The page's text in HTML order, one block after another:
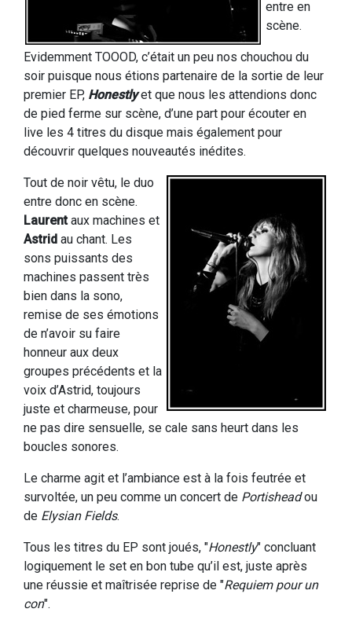
entre en
scène.
Evidemment TOOOD, c’était un peu nos chouchou du
soir puisque nous étions partenaire de la sortie de leur
premier EP, Honestlyet que nous les attendions donc
de pied ferme sur scène, d’une part pour écouter en
live les 4 titres du disque mais également pour
découvrir quelques nouveautés inédites.
Tout de noir vêtu, le duo
entre donc en scène.
Laurentaux machines et
Astrid au chant. Les
sons puissants des
machines passent très
bien dans la sono,
remise de ses émotions
de n’avoir su faire
honneur aux deux
groupes précédents et la
voix d’Astrid, toujours
juste et charmeuse, pour
ne pas dire sensuelle, se cale sans heurt dans les
boucles sonores.
Le charme agit et l’ambiance est à la fois feutrée et
survoltée, un peu comme un concert de Portisheadou
de Elysian Fields.
Tous les titres du EP sont joués, "Honestly" concluant
logiquement le set en bon tube qu’il est, juste après
une réussie et maîtrisée reprise de "Requiem pour un
con".